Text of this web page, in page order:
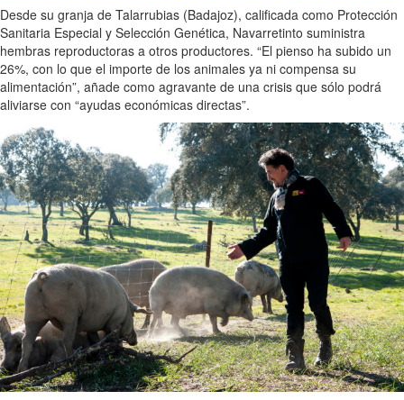
Desde su granja de Talarrubias (Badajoz), calificada como Protección
Sanitaria Especial y Selección Genética, Navarretinto suministra
hembras reproductoras a otros productores. “El pienso ha subido un
26%, con lo que el importe de los animales ya ni compensa su
alimentación”, añade como agravante de una crisis que sólo podrá
aliviarse con “ayudas económicas directas”.